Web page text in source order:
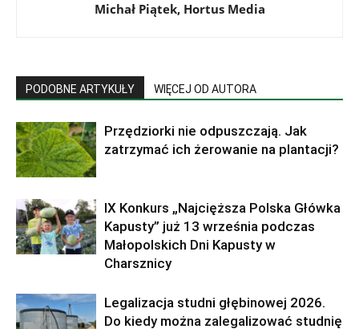
Michał Piątek, Hortus Media
PODOBNE ARTYKUŁY WIĘCEJ OD AUTORA
Przędziorki nie odpuszczają. Jak
zatrzymać ich żerowanie na plantacji?
IX Konkurs „Najcięższa Polska Główka
Kapusty” już 13 września podczas
Małopolskich Dni Kapusty w
Charsznicy
Legalizacja studni głębinowej 2026.
Do kiedy można zalegalizować studnię